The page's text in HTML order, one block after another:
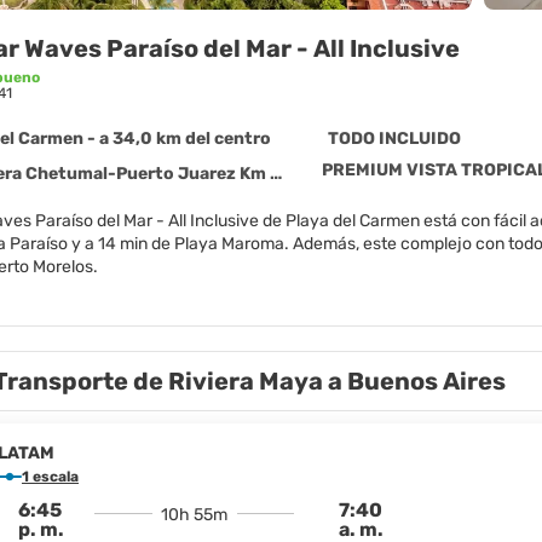
Waves Paraíso del Mar - All Inclusive
Carmen - a 34,0 km del centro
TODO INCLUIDO
Puerto Juarez Km 309 Lote 1 Playa, Playa del Carmen 77710
PREMIUM VISTA
Paraíso del Mar - All Inclusive de Playa del Carmen está con
Maroma. Además, este complejo con todo incluido se encuentra a 15,4 km de Playa Ojo de Agua y a 18,7 km
Morelos.
servicios de conserjería y servicio de cuidado infantil (de pago).
en tu propia casa en cualquiera de las 388 habitaciones con
privado con bañera o ducha está provisto de artículos de higiene
cocina internacional en El Mercado, una de las muchas opciones
y 3 cafeterías. Relájate con un refresco en el bar en la playa, en el
de Riviera Maya a Buenos Aires
LATAM
1 escala
6:45
p. m.
10h 55m
7:40
a. m.